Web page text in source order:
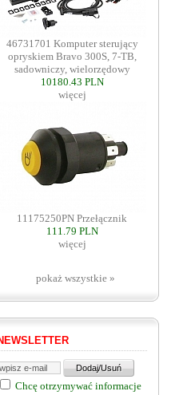
46731701 Komputer sterujący
opryskiem Bravo 300S, 7-TB,
sadowniczy, wielorzędowy
10180.43 PLN
więcej
11175250PN Przełącznik
111.79 PLN
więcej
pokaż wszystkie »
Chcę otrzymywać informacje